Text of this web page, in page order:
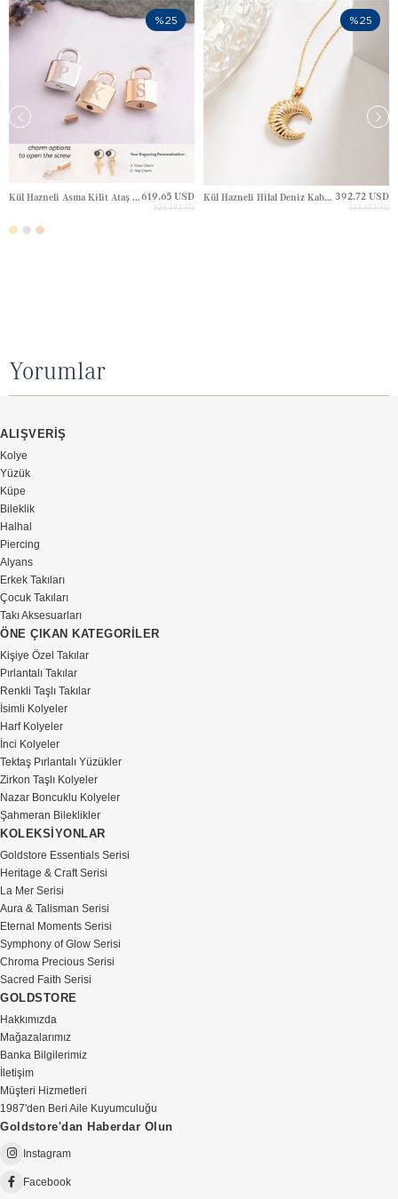
Kül Hazneli Asma Kilit Ataş Zincir Altın Kolye619.65 USD
826.19 USD
%25
Kül Hazneli Hilal Deniz Kabuğu Altın Kolye 392.72 USD
523.63 USD
%25
Yorumlar
ALIŞVERİŞ
Kolye
Yüzük
Küpe
Bileklik
Halhal
Piercing
Alyans
Erkek Takıları
Çocuk Takıları
Takı Aksesuarları
ÖNE ÇIKAN KATEGORİLER
Kişiye Özel Takılar
Pırlantalı Takılar
Renkli Taşlı Takılar
İsimli Kolyeler
Harf Kolyeler
İnci Kolyeler
Tektaş Pırlantalı Yüzükler
Zirkon Taşlı Kolyeler
Nazar Boncuklu Kolyeler
Şahmeran Bileklikler
KOLEKSİYONLAR
Goldstore Essentials Serisi
Heritage & Craft Serisi
La Mer Serisi
Aura & Talisman Serisi
Eternal Moments Serisi
Symphony of Glow Serisi
Chroma Precious Serisi
Sacred Faith Serisi
GOLDSTORE
Hakkımızda
Mağazalarımız
Banka Bilgilerimiz
İletişim
Müşteri Hizmetleri
1987'den Beri Aile Kuyumculuğu
Goldstore'dan Haberdar Olun
Instagram
Facebook